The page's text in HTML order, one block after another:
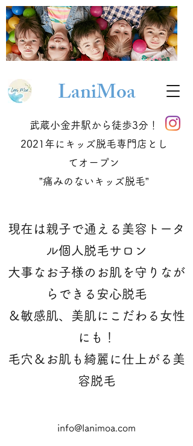
武蔵小金井駅から徒歩3分！
2021年にキッズ脱毛専門店とし
てオープン
​”痛みのないキッズ脱毛”
LaniMoa
現在は親子で通える美容トータ
ル個人脱毛サロン
大事なお子様のお肌を守りなが
らできる安心脱毛
＆敏感肌、美肌にこだわる女性
にも！
​毛穴＆お肌も綺麗に仕上がる美
容脱毛
info@lanimoa.com